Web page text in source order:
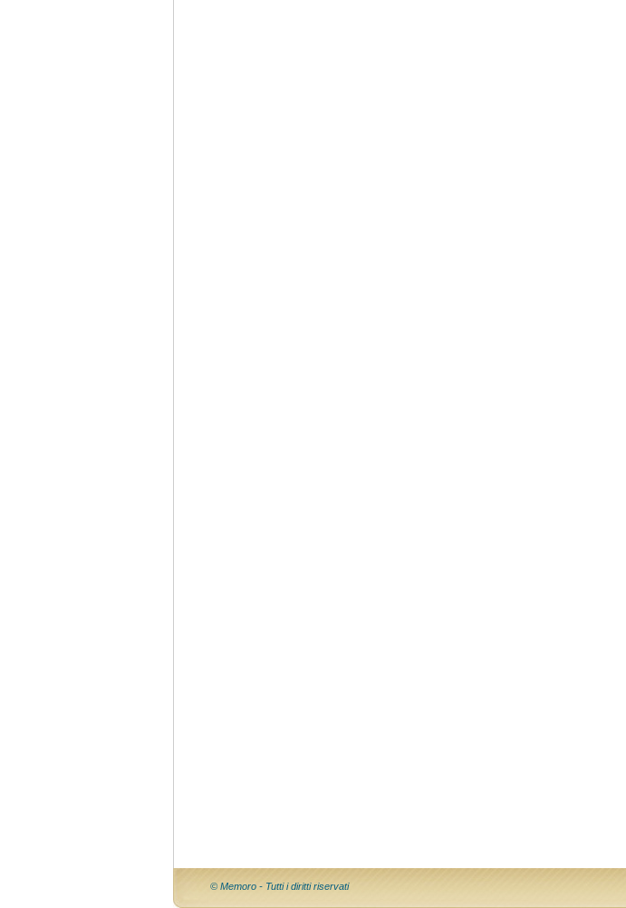
© Memoro - Tutti i diritti riservati